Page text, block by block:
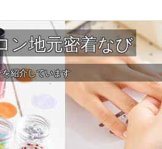
ン地元密着なび
紹介しています